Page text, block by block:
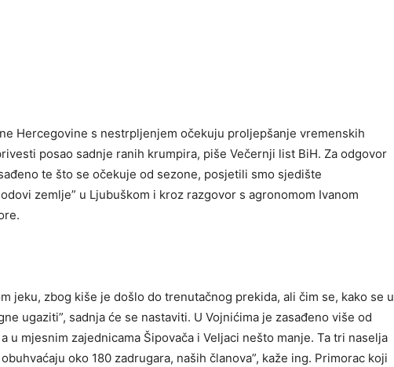
Hercegovine s nestrpljenjem očekuju proljepšanje vremenskih
posao sadnje ranih krumpira, piše Večernji list BiH. Za odgovor
te što se očekuje od sezone, posjetili smo sjedište
zemlje” u Ljubuškom i kroz razgovor s agronomom Ivanom
jeku, zbog kiše je došlo do trenutačnog prekida, ali čim se, kako se u
ugaziti”, sadnja će se nastaviti. U Vojnićima je zasađeno više od
u mjesnim zajednicama Šipovača i Veljaci nešto manje. Ta tri naselja
oko 180 zadrugara, naših članova”, kaže ing. Primorac koji